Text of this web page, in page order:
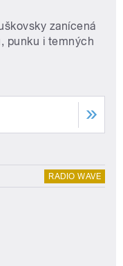
zanícená
punku i temných
RADIO WAVE